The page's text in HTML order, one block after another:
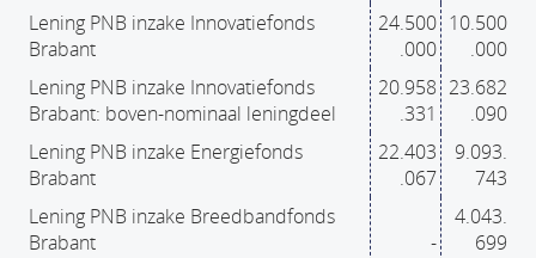
Lening PNB inzake Innovatiefonds
Brabant
24.500
.000
10.500
.000
Lening PNB inzake Innovatiefonds
Brabant: boven-nominaal leningdeel
20.958
.331
23.682
.090
Lening PNB inzake Energiefonds
Brabant
22.403
.067
9.093.
743
Lening PNB inzake Breedbandfonds
Brabant
-
4.043.
699